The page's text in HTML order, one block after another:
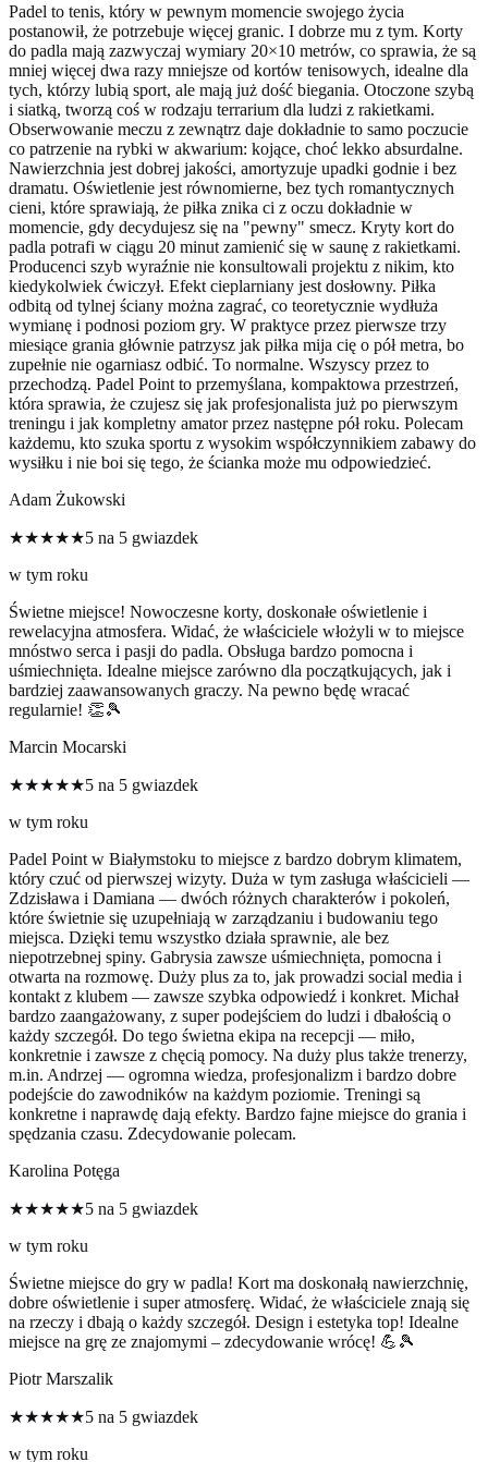
Padel to tenis, który w pewnym momencie swojego życia
postanowił, że potrzebuje więcej granic. I dobrze mu z tym. Korty
do padla mają zazwyczaj wymiary 20×10 metrów, co sprawia, że są
mniej więcej dwa razy mniejsze od kortów tenisowych, idealne dla
tych, którzy lubią sport, ale mają już dość biegania. Otoczone szybą
i siatką, tworzą coś w rodzaju terrarium dla ludzi z rakietkami.
Obserwowanie meczu z zewnątrz daje dokładnie to samo poczucie
co patrzenie na rybki w akwarium: kojące, choć lekko absurdalne.
Nawierzchnia jest dobrej jakości, amortyzuje upadki godnie i bez
dramatu. Oświetlenie jest równomierne, bez tych romantycznych
cieni, które sprawiają, że piłka znika ci z oczu dokładnie w
momencie, gdy decydujesz się na "pewny" smecz. Kryty kort do
padla potrafi w ciągu 20 minut zamienić się w saunę z rakietkami.
Producenci szyb wyraźnie nie konsultowali projektu z nikim, kto
kiedykolwiek ćwiczył. Efekt cieplarniany jest dosłowny. Piłka
odbitą od tylnej ściany można zagrać, co teoretycznie wydłuża
wymianę i podnosi poziom gry. W praktyce przez pierwsze trzy
miesiące grania głównie patrzysz jak piłka mija cię o pół metra, bo
zupełnie nie ogarniasz odbić. To normalne. Wszyscy przez to
przechodzą. Padel Point to przemyślana, kompaktowa przestrzeń,
która sprawia, że czujesz się jak profesjonalista już po pierwszym
treningu i jak kompletny amator przez następne pół roku. Polecam
każdemu, kto szuka sportu z wysokim współczynnikiem zabawy do
wysiłku i nie boi się tego, że ścianka może mu odpowiedzieć.
Adam Żukowski
★★★★★5 na 5 gwiazdek
w tym roku
Świetne miejsce! Nowoczesne korty, doskonałe oświetlenie i
rewelacyjna atmosfera. Widać, że właściciele włożyli w to miejsce
mnóstwo serca i pasji do padla. Obsługa bardzo pomocna i
uśmiechnięta. Idealne miejsce zarówno dla początkujących, jak i
bardziej zaawansowanych graczy. Na pewno będę wracać
regularnie! 👏🎾
Marcin Mocarski
★★★★★5 na 5 gwiazdek
w tym roku
Padel Point w Białymstoku to miejsce z bardzo dobrym klimatem,
który czuć od pierwszej wizyty. Duża w tym zasługa właścicieli —
Zdzisława i Damiana — dwóch różnych charakterów i pokoleń,
które świetnie się uzupełniają w zarządzaniu i budowaniu tego
miejsca. Dzięki temu wszystko działa sprawnie, ale bez
niepotrzebnej spiny. Gabrysia zawsze uśmiechnięta, pomocna i
otwarta na rozmowę. Duży plus za to, jak prowadzi social media i
kontakt z klubem — zawsze szybka odpowiedź i konkret. Michał
bardzo zaangażowany, z super podejściem do ludzi i dbałością o
każdy szczegół. Do tego świetna ekipa na recepcji — miło,
konkretnie i zawsze z chęcią pomocy. Na duży plus także trenerzy,
m.in. Andrzej — ogromna wiedza, profesjonalizm i bardzo dobre
podejście do zawodników na każdym poziomie. Treningi są
konkretne i naprawdę dają efekty. Bardzo fajne miejsce do grania i
spędzania czasu. Zdecydowanie polecam.
Karolina Potęga
★★★★★5 na 5 gwiazdek
w tym roku
Świetne miejsce do gry w padla! Kort ma doskonałą nawierzchnię,
dobre oświetlenie i super atmosferę. Widać, że właściciele znają się
na rzeczy i dbają o każdy szczegół. Design i estetyka top! Idealne
miejsce na grę ze znajomymi – zdecydowanie wrócę! 💪🎾
Piotr Marszalik
★★★★★5 na 5 gwiazdek
w tym roku